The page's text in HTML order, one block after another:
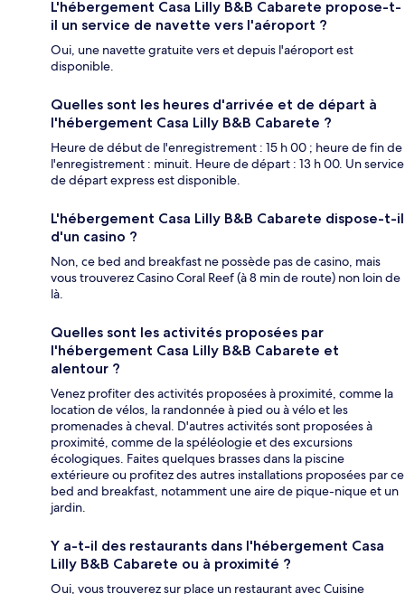
L'hébergement Casa Lilly B&B Cabarete propose-t-
il un service de navette vers l'aéroport ?
Oui, une navette gratuite vers et depuis l'aéroport est
disponible.
Quelles sont les heures d'arrivée et de départ à
l'hébergement Casa Lilly B&B Cabarete ?
Heure de début de l'enregistrement : 15 h 00 ; heure de fin de
l'enregistrement : minuit. Heure de départ : 13 h 00. Un service
de départ express est disponible.
L'hébergement Casa Lilly B&B Cabarete dispose-t-il
d'un casino ?
Non, ce bed and breakfast ne possède pas de casino, mais
vous trouverez Casino Coral Reef (à 8 min de route) non loin de
là.
Quelles sont les activités proposées par
l'hébergement Casa Lilly B&B Cabarete et
alentour ?
Venez profiter des activités proposées à proximité, comme la
location de vélos, la randonnée à pied ou à vélo et les
promenades à cheval. D'autres activités sont proposées à
proximité, comme de la spéléologie et des excursions
écologiques. Faites quelques brasses dans la piscine
extérieure ou profitez des autres installations proposées par ce
bed and breakfast, notamment une aire de pique-nique et un
jardin.
Y a-t-il des restaurants dans l'hébergement Casa
Lilly B&B Cabarete ou à proximité ?
Oui, vous trouverez sur place un restaurant avec Cuisine